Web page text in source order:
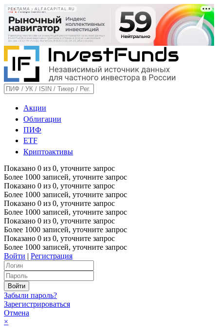
РЕКЛАМА • ALFACAPITAL.RU
Акции
Облигации
ПИФ
ETF
Криптоактивы
Показано 0 из 0, уточните запрос
Более 1000 записей, уточните запрос
Показано 0 из 0, уточните запрос
Более 1000 записей, уточните запрос
Показано 0 из 0, уточните запрос
Более 1000 записей, уточните запрос
Показано 0 из 0, уточните запрос
Более 1000 записей, уточните запрос
Показано 0 из 0, уточните запрос
Более 1000 записей, уточните запрос
Войти | Регистрация
Забыли пароль?
Зарегистрироваться
Отмена
×